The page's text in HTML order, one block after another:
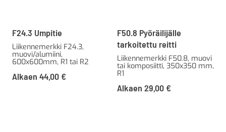
F24.3 Umpitie
Liikennemerkki F24.3,
muovi/alumiini,
600x600mm, R1 tai R2
Alkaen 44,00 €
F50.8 Pyöräilijälle
tarkoitettu reitti
Liikennemerkki F50.8, muovi
tai komposiitti, 350x350 mm,
R1
Alkaen 29,00 €